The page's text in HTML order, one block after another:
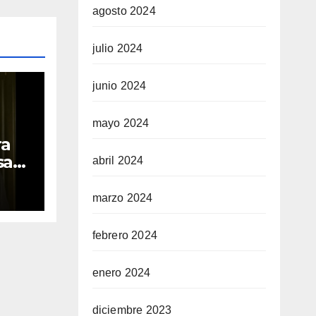
agosto 2024
julio 2024
junio 2024
mayo 2024
abril 2024
marzo 2024
febrero 2024
enero 2024
diciembre 2023